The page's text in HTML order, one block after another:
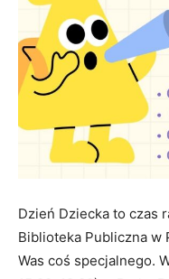
​Dzień Dziecka to czas
Biblioteka Publiczna w
Was coś specjalnego.